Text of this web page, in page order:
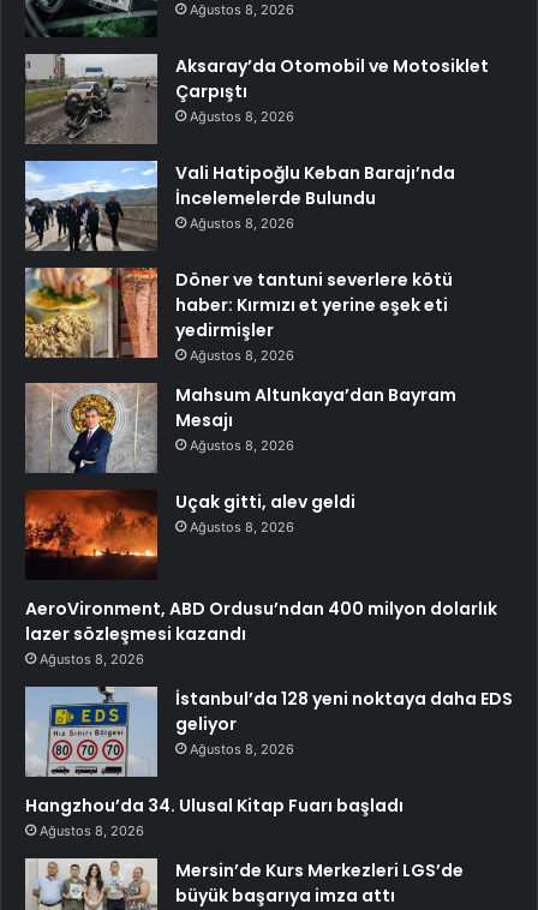
Ağustos 8, 2026
Aksaray’da Otomobil ve Motosiklet
Çarpıştı
Ağustos 8, 2026
Vali Hatipoğlu Keban Barajı’nda
İncelemelerde Bulundu
Ağustos 8, 2026
Döner ve tantuni severlere kötü
haber: Kırmızı et yerine eşek eti
yedirmişler
Ağustos 8, 2026
Mahsum Altunkaya’dan Bayram
Mesajı
Ağustos 8, 2026
Uçak gitti, alev geldi
Ağustos 8, 2026
AeroVironment, ABD Ordusu’ndan 400 milyon dolarlık
lazer sözleşmesi kazandı
Ağustos 8, 2026
İstanbul’da 128 yeni noktaya daha EDS
geliyor
Ağustos 8, 2026
Hangzhou’da 34. Ulusal Kitap Fuarı başladı
Ağustos 8, 2026
Mersin’de Kurs Merkezleri LGS’de
büyük başarıya imza attı